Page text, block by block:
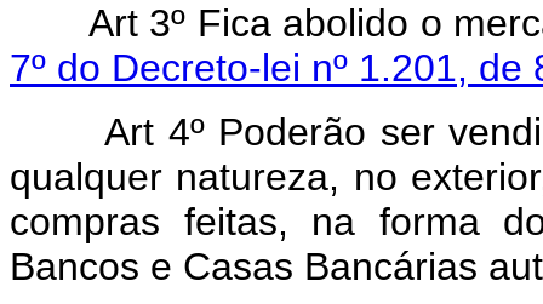
Art 3º Fica abolido o
7º do Decreto-lei nº 1.201, de
Art 4º Poderão ser
qualquer natureza, no
compras feitas, na forma
Bancos e Casas Bancárias